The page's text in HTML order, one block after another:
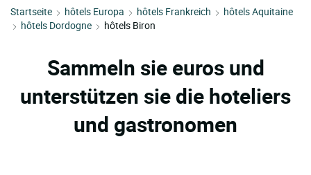
Startseite hôtels Europa hôtels Frankreich
hôtels Aquitaine
hôtels Dordogne
hôtels Biron
Sammeln sie euros und
unterstützen sie die hoteliers
und gastronomen